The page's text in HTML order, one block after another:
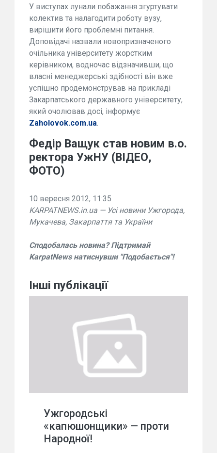
У виступах лунали побажання згуртувати
колектив та налагодити роботу вузу,
вирішити його проблемні питання.
Доповідачі назвали новопризначеного
очільника університету жорстким
керівником, водночас відзначивши, що
власні менеджерські здібності він вже
успішно продемонстрував на прикладі
Закарпатського державного університету,
який очолював досі, інформує
Zaholovok.com.ua.
Федір Ващук став новим в.о.
ректора УжНУ (ВІДЕО,
ФОТО)
10 вересня 2012, 11:35
KARPATNEWS.in.ua — Усі новини Ужгорода,
Мукачева, Закарпаття та України
Сподобалась новина? Підтримай
KarpatNews натиснувши "Подобається"!
Інші публікації
Ужгородські
«капюшонщики» — проти
Народної!